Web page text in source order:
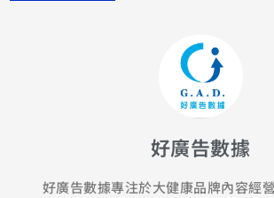
好廣告數據
好廣告數據專注於大健康品牌內容經